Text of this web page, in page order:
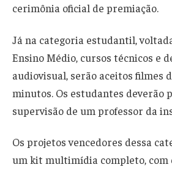
cerimônia oficial de premiação.
Já na categoria estudantil,
Ensino Médio, cursos técnicos e
audiovisual, serão aceitos filmes
minutos. Os estudantes deverão
supervisão de um professor da
Os projetos vencedores dessa
um kit multimídia completo, com